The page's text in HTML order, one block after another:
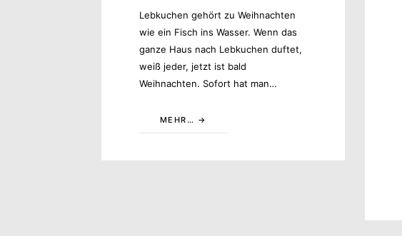
Lebkuchen gehört zu Weihnachten
wie ein Fisch ins Wasser. Wenn das
ganze Haus nach Lebkuchen duftet,
weiß jeder, jetzt ist bald
Weihnachten. Sofort hat man…
MEHR…